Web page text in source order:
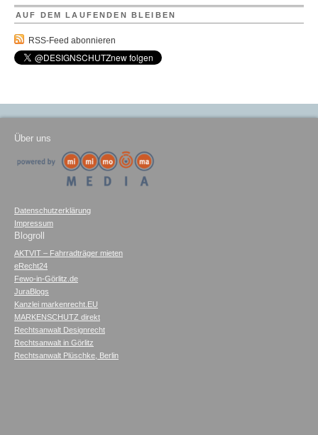
AUF DEM LAUFENDEN BLEIBEN
RSS-Feed abonnieren
Über uns
Datenschutzerklärung
Impressum
Blogroll
AKTVIT – Fahrradträger mieten
eRecht24
Fewo-in-Görlitz.de
JuraBlogs
Kanzlei markenrecht.EU
MARKENSCHUTZ direkt
Rechtsanwalt Designrecht
Rechtsanwalt in Görlitz
Rechtsanwalt Plüschke, Berlin